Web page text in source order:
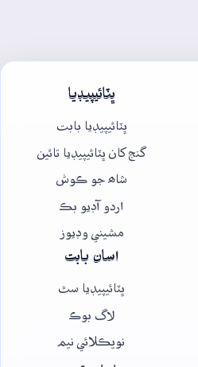
ڀٽائيپيڊيا
ڀٽائيپيڊيا بابت
گنج کان ڀٽائيپيڊيا تائين
شاھ جو ڪوش
اردو آڊيو بڪ
مشيني وڊيوز
اسان بابت
ڀٽائيپيڊيا سٿ
لاگ بوڪ
نويڪلائي نيم